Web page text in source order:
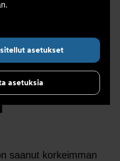
asetukset
asetuksia
ja
saanut korkeimman